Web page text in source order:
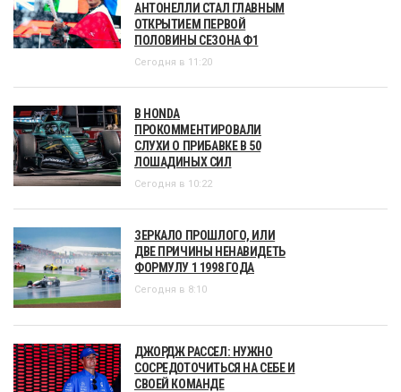
АНТОНЕЛЛИ СТАЛ ГЛАВНЫМ
ОТКРЫТИЕМ ПЕРВОЙ
ПОЛОВИНЫ СЕЗОНА Ф1
Сегодня в 11:20
В HONDA
ПРОКОММЕНТИРОВАЛИ
СЛУХИ О ПРИБАВКЕ В 50
ЛОШАДИНЫХ СИЛ
Сегодня в 10:22
ЗЕРКАЛО ПРОШЛОГО, ИЛИ
ДВЕ ПРИЧИНЫ НЕНАВИДЕТЬ
ФОРМУЛУ 1 1998 ГОДА
Сегодня в 8:10
ДЖОРДЖ РАССЕЛ: НУЖНО
СОСРЕДОТОЧИТЬСЯ НА СЕБЕ И
СВОЕЙ КОМАНДЕ